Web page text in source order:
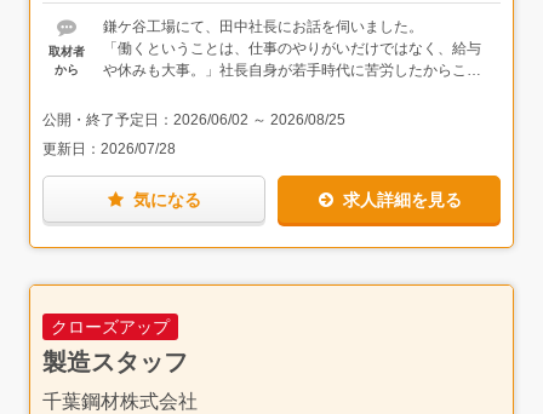
ればすぐに先輩に聞ける環境です。
取材者
から
鎌ケ谷工場にて、田中社長にお話を伺いました。
「働くということは、仕事のやりがいだけではなく、給与
や休みも大事。」社長自身が若手時代に苦労したからこ
した。もちろん仕事のやりがいも大きく、「最初は失敗だ
してくださった、とても嬉しそうな表情が印象的でした。
取材時、現場から帰ってきた社員の方の写真撮影をさせて
いただき、皆様少し照れつつも協力的に参加してください
ました。未経験の方でも、頼りになる先輩方についてしっ
当もしっかり支給されるので、働きやすい環境です。モノ
づくりの面白さを感じながら、給与も休みも妥協したくな
いという方に、ぜひおすすめしたい一社です。
公開・終了予定日： 2026/06/02 ～ 2026/08/25
更新日： 2026/07/28
気になる 求人詳細を見る
クローズアップ
製造スタッフ
千葉鋼材株式会社